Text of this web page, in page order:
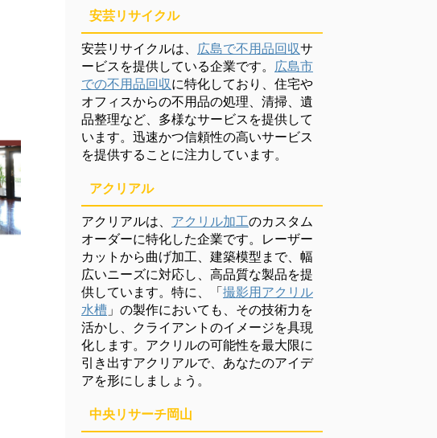
安芸リサイクル
安芸リサイクルは、 広島で不用品回収サ
ービスを提供している企業です。 広島市
での不用品回収に特化しており、住宅や
オフィスからの不用品の処理、清掃、遺
品整理など、多様なサービスを提供して
います。迅速かつ信頼性の高いサービス
を提供することに注力しています。
アクリアル
アクリアルは、 アクリル加工のカスタム
オーダーに特化した企業です。レーザー
カットから曲げ加工、建築模型まで、幅
広いニーズに対応し、高品質な製品を提
供しています。特に、「撮影用アクリル
水槽 」の製作においても、その技術力を
活かし、クライアントのイメージを具現
化します。アクリルの可能性を最大限に
引き出すアクリアルで、あなたのアイデ
アを形にしましょう。
中央リサーチ岡山